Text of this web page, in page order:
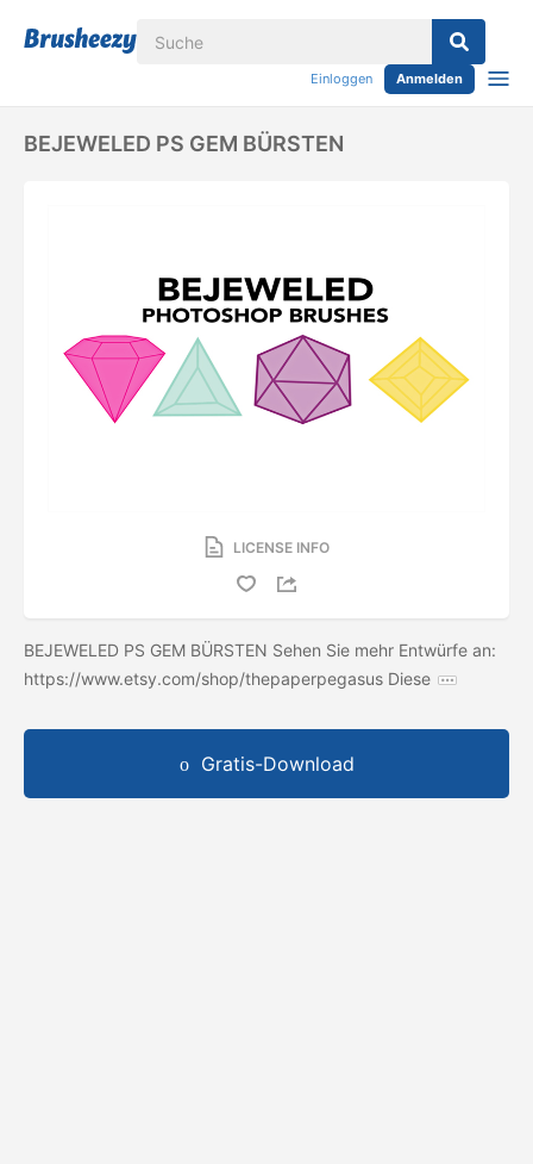
Einloggen Anmelden
BEJEWELED PS GEM BÜRSTEN
LICENSE INFO
BEJEWELED PS GEM BÜRSTEN Sehen Sie mehr Entwürfe an:
https://www.etsy.com/shop/thepaperpegasus Diese
Gratis-Download